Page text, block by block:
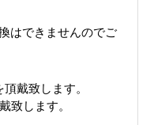
はできませんのでご
頂戴致します。
致します。